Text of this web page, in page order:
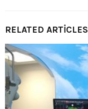
RELATED ARTICLES